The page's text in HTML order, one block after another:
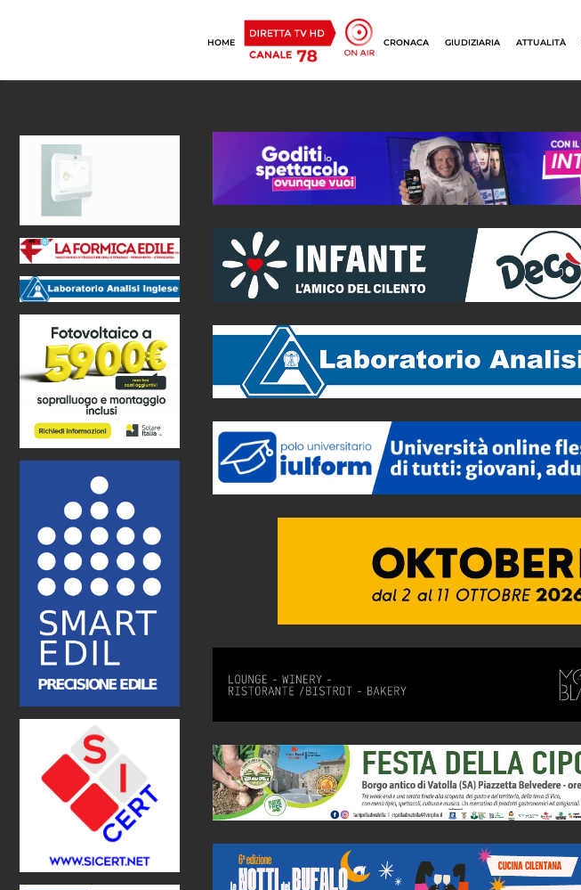
HOME CRONACA GIUDIZIARIA ATTUALITÀ